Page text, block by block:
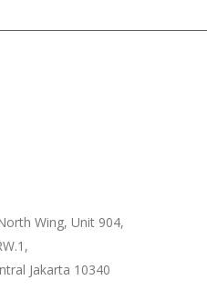
Wing, Unit 904,
Jakarta 10340